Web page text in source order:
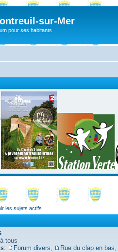
sur-Mer
pour ses habitants
les sujets actifs
tous
Forum divers, Rue du clap en bas,